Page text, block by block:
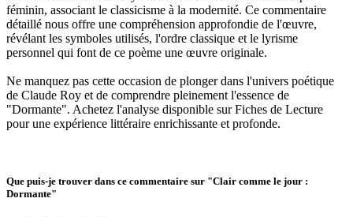
féminin, associant le classicisme à la modernité. Ce commentaire
détaillé nous offre une compréhension approfondie de l'œuvre,
révélant les symboles utilisés, l'ordre classique et le lyrisme
personnel qui font de ce poème une œuvre originale.
Ne manquez pas cette occasion de plonger dans l'univers poétique
de Claude Roy et de comprendre pleinement l'essence de
"Dormante". Achetez l'analyse disponible sur Fiches de Lecture
pour une expérience littéraire enrichissante et profonde.
Que puis-je trouver dans ce commentaire sur "Clair comme le jour :
Dormante"